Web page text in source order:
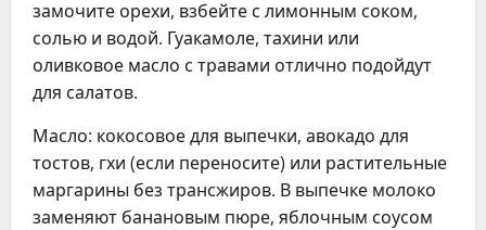
замочите орехи, взбейте с лимонным соком,
солью и водой. Гуакамоле, тахини или
оливковое масло с травами отлично подойдут
для салатов.
Масло: кокосовое для выпечки, авокадо для
тостов, гхи (если переносите) или растительные
маргарины без трансжиров. В выпечке молоко
заменяют банановым пюре, яблочным соусом